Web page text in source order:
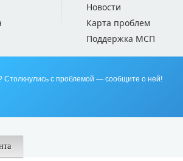
Новости
Карта проблем
Поддержка МСП
Столкнулись с проблемой — сообщите о ней!